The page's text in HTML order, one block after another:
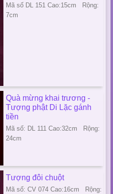
Mã số DL 151 Cao:15cm Rộng:
7cm
Quà mừng khai trương -
Tượng phật Di Lặc gánh
tiền
Mã số: DL 111 Cao:32cm Rộng:
24cm
Tượng đôi chuột
Mã số: CV 074 Cao:16cm Rộng: